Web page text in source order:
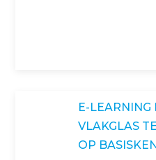
E-LEARNING
VLAKGLAS
OP